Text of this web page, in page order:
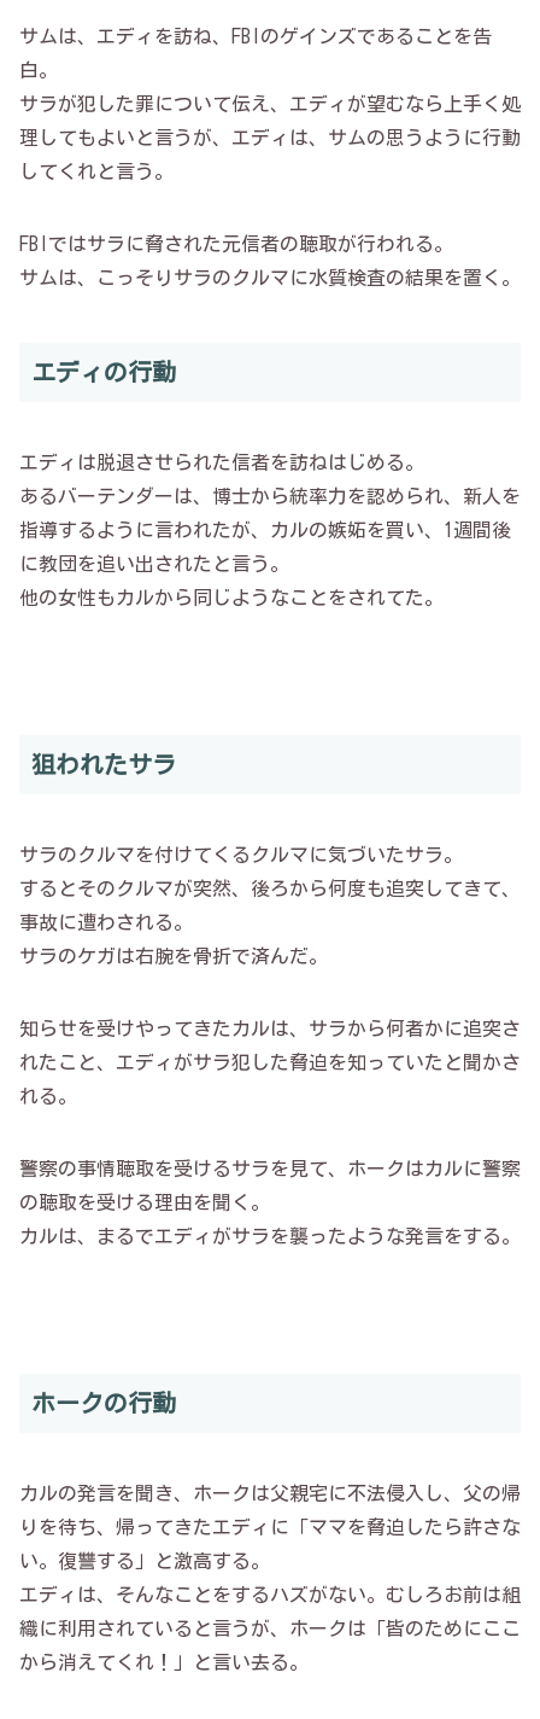
サムは、エディを訪ね、FBIのゲインズであることを告
白。
サラが犯した罪について伝え、エディが望むなら上手く処
理してもよいと言うが、エディは、サムの思うように行動
してくれと言う。
FBIではサラに脅された元信者の聴取が行われる。
サムは、こっそりサラのクルマに水質検査の結果を置く。
エディの行動
エディは脱退させられた信者を訪ねはじめる。
あるバーテンダーは、博士から統率力を認められ、新人を
指導するように言われたが、カルの嫉妬を買い、1週間後
に教団を追い出されたと言う。
他の女性もカルから同じようなことをされてた。
狙われたサラ
サラのクルマを付けてくるクルマに気づいたサラ。
するとそのクルマが突然、後ろから何度も追突してきて、
事故に遭わされる。
サラのケガは右腕を骨折で済んだ。
知らせを受けやってきたカルは、サラから何者かに追突さ
れたこと、エディがサラ犯した脅迫を知っていたと聞かさ
れる。
警察の事情聴取を受けるサラを見て、ホークはカルに警察
の聴取を受ける理由を聞く。
カルは、まるでエディがサラを襲ったような発言をする。
ホークの行動
カルの発言を聞き、ホークは父親宅に不法侵入し、父の帰
りを待ち、帰ってきたエディに「ママを脅迫したら許さな
い。復讐する」と激高する。
エディは、そんなことをするハズがない。むしろお前は組
織に利用されていると言うが、ホークは「皆のためにここ
から消えてくれ！」と言い去る。